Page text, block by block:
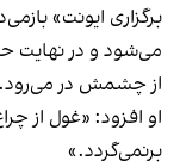
برگزاری ایونت»
می‌شود و در نهایت
از چشمش در می‌رود.
او افزود: «غول از
برنمی‎‌گردد.»